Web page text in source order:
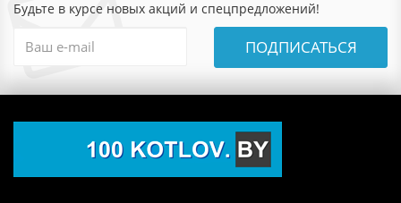
Будьте в курсе новых акций и спецпредложений!
ПОДПИСАТЬСЯ